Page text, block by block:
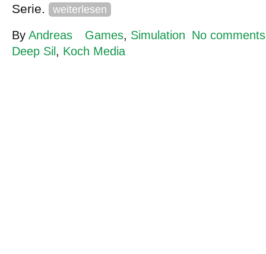
Serie.
weiterlesen
By Andreas Games, Simulation No comments
Deep Sil , Koch Media